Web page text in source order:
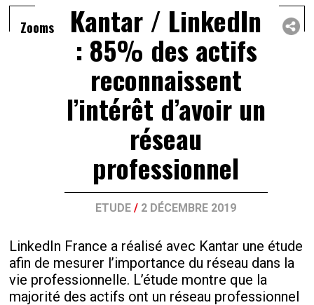
Zooms Kantar / LinkedIn
: 85% des actifs
reconnaissent
l’intérêt d’avoir un
réseau
professionnel
ETUDE / 2 DÉCEMBRE 2019
LinkedIn France a réalisé avec Kantar une étude
afin de mesurer l’importance du réseau dans la
vie professionnelle. L’étude montre que la
majorité des actifs ont un réseau professionnel